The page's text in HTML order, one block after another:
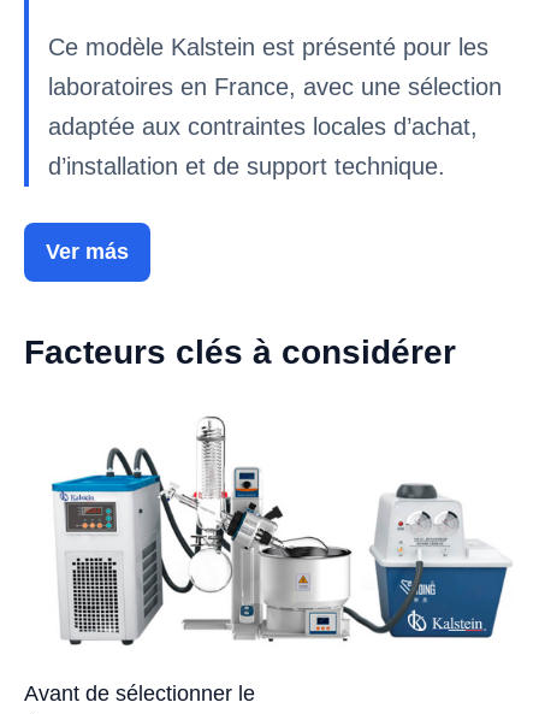
Ce modèle Kalstein est présenté pour les
laboratoires en France, avec une sélection
adaptée aux contraintes locales d’achat,
d’installation et de support technique.
Ver más
Facteurs clés à considérer
Avant de sélectionner le